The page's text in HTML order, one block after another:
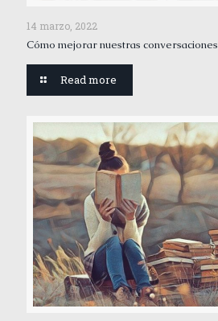
14 marzo, 2022
Cómo mejorar nuestras conversaciones
Read more